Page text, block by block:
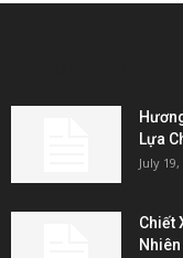
Lựa
July
Chiết
Nhiên